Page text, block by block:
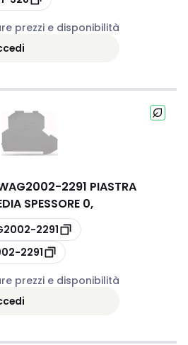
prezzi e disponibilità
2291 PIASTRA
SPESSORE 0,
2291
2291
prezzi e disponibilità